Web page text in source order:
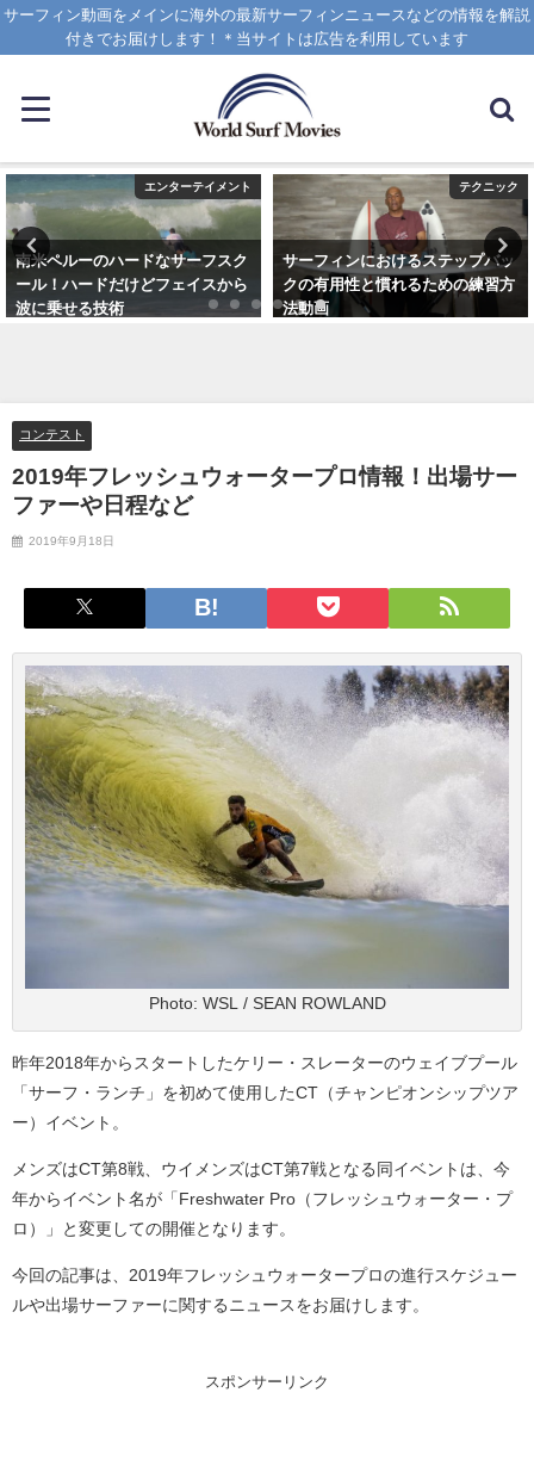
サーフィン動画をメインに海外の最新サーフィンニュースなどの情報を解説
付きでお届けします！＊当サイトは広告を利用しています
エンターテイメント
南米ペルーのハードなサーフスク
ール！ハードだけどフェイスから
波に乗せる技術
テクニック
サーフィンにおけるステップバッ
クの有用性と慣れるための練習方
法動画
コンテスト
2019年フレッシュウォータープロ情報！出場サー
ファーや日程など
2019年9月18日
Photo: WSL / SEAN ROWLAND
昨年2018年からスタートしたケリー・スレーターのウェイブプール
「サーフ・ランチ」を初めて使用したCT（チャンピオンシップツア
ー）イベント。
メンズはCT第8戦、ウイメンズはCT第7戦となる同イベントは、今
年からイベント名が「Freshwater Pro（フレッシュウォーター・プ
ロ）」と変更しての開催となります。
今回の記事は、2019年フレッシュウォータープロの進行スケジュー
ルや出場サーファーに関するニュースをお届けします。
スポンサーリンク